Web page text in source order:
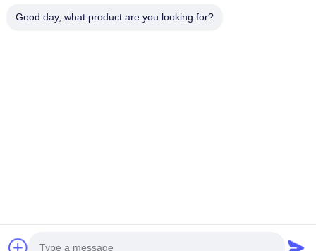
Tham Quan Nhà Máy
©2023- Baoji Hengtong Electronics Co., LTD. Tất cả các quyền được bảo
Good day, what product are you looking for?